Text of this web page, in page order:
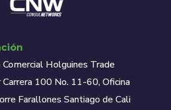
Comercial Holguines Trade
Carrera 100 No. 11-60, Oficina
Farallones Santiago de Cali